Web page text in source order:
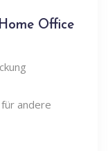
Office
andere